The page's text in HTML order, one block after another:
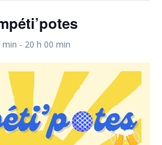
min - 20 h 00 min